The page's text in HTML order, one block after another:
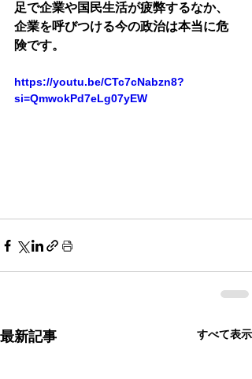
足で企業や国民生活が疲弊するなか、
企業を呼びつける今の政治は本当に危
険です。
https://youtu.be/CTc7cNabzn8?
si=QmwokPd7eLg07yEW
最新記事 すべて表示